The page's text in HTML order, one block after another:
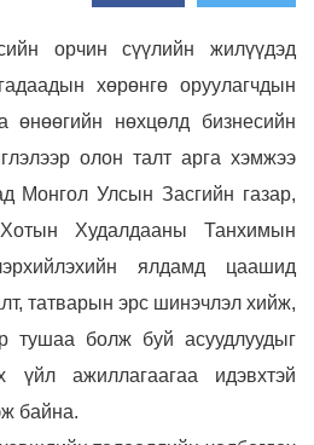
орчин сүүлийн жилүүдэд
хөрөнгө оруулагчдын
өнөөгийн нөхцөлд бизнесийн
олон талт арга хэмжээ
Монгол Улсын Засгийн газар,
Худалдааны Танхимын
ялдамд цаашид
татварын эрс шинэчлэл хийж,
тушаа болж буй асуудлуудыг
үйл ажиллагаагаа идэвхтэй
байна.